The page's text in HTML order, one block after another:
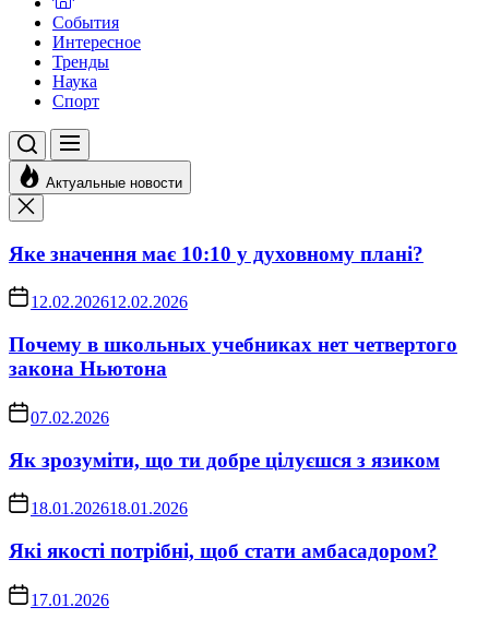
События
Интересное
Тренды
Наука
Спорт
Актуальные новости
Яке значення має 10:10 у духовному плані?
12.02.202612.02.2026
Почему в школьных учебниках нет четвертого
закона Ньютона
07.02.2026
Як зрозуміти, що ти добре цілуєшся з язиком
18.01.202618.01.2026
Які якості потрібні, щоб стати амбасадором?
17.01.2026